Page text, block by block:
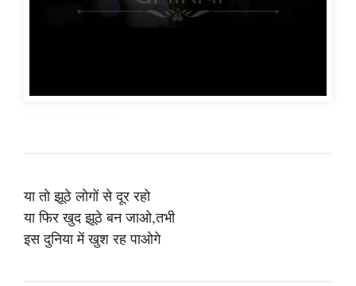
या तो झूठे लोगों से दूर रहो
या फिर खुद झूठे बन जाओ,तभी
इस दुनिया में खुश रह पाओगे